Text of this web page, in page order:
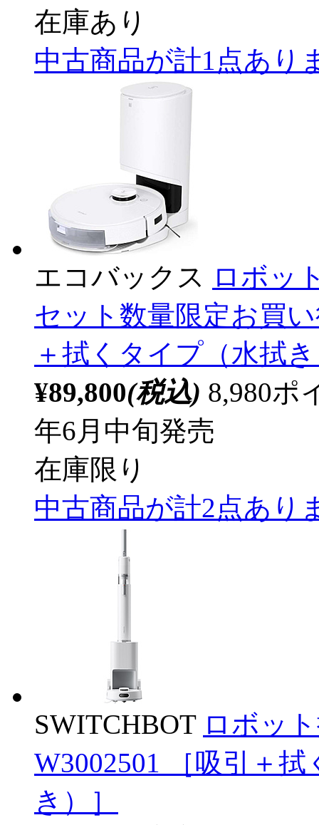
在庫あり
中古商品が計1点あり
エコバックス ロボッ
セット数量限定お買
＋拭くタイプ（水拭
¥89,800(税込) 8,980ポ
年6月中旬発売
在庫限り
中古商品が計2点あり
SWITCHBOT ロボッ
W3002501 ［吸引＋
き）］